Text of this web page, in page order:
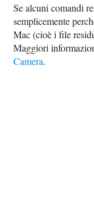
Se alcuni comandi
semplicemente
Mac (cioè i file
Maggiori
Camera.